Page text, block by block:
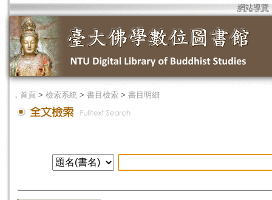
網站導覽
． 首頁 > 檢索系統 > 書目檢索 > 書目明細